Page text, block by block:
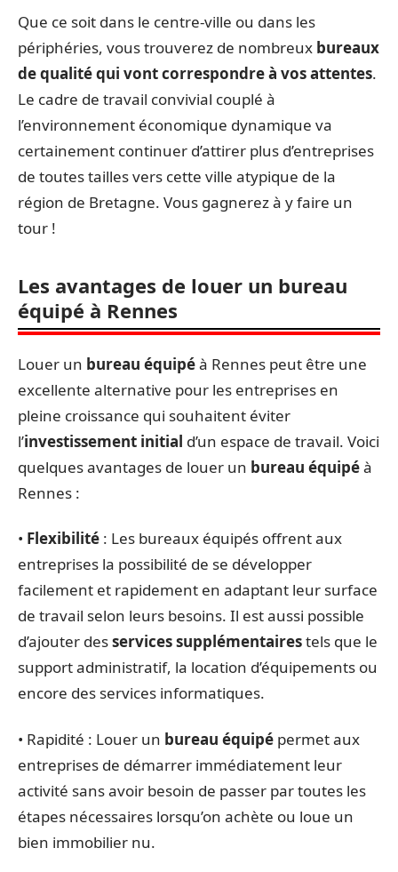
Que ce soit dans le centre-ville ou dans les
périphéries, vous trouverez de nombreux bureaux
de qualité qui vont correspondre à vos attentes.
Le cadre de travail convivial couplé à
l’environnement économique dynamique va
certainement continuer d’attirer plus d’entreprises
de toutes tailles vers cette ville atypique de la
région de Bretagne. Vous gagnerez à y faire un
tour !
Les avantages de louer un bureau
équipé à Rennes
Louer un bureau équipéà Rennes peut être une
excellente alternative pour les entreprises en
pleine croissance qui souhaitent éviter
l’investissement initial d’un espace de travail. Voici
quelques avantages de louer un bureau équipéà
Rennes :
• Flexibilité : Les bureaux équipés offrent aux
entreprises la possibilité de se développer
facilement et rapidement en adaptant leur surface
de travail selon leurs besoins. Il est aussi possible
d’ajouter desservices supplémentairestels que le
support administratif, la location d’équipements ou
encore des services informatiques.
• Rapidité : Louer un bureau équipé permet aux
entreprises de démarrer immédiatement leur
activité sans avoir besoin de passer par toutes les
étapes nécessaires lorsqu’on achète ou loue un
bien immobilier nu.